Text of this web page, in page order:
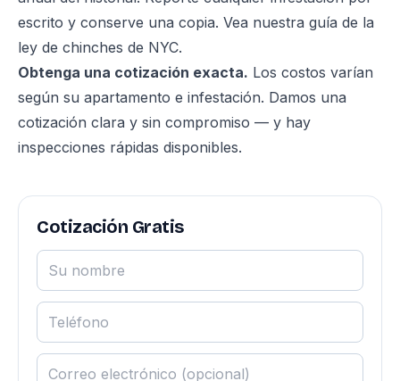
escrito y conserve una copia. Vea nuestra guía de la
ley de chinches de NYC.
Obtenga una cotización exacta. Los costos varían
según su apartamento e infestación. Damos una
cotización clara y sin compromiso — y hay
inspecciones rápidas disponibles.
Cotización Gratis